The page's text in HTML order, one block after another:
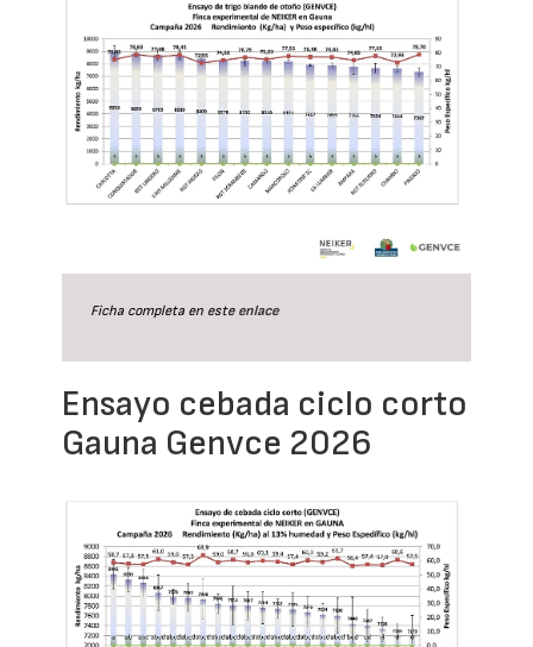
Ficha completa en este enlace
Ensayo cebada ciclo corto
Gauna Genvce 2026